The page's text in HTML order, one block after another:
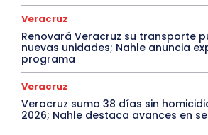
Veracruz
Renovará Veracruz su transporte
nuevas unidades; Nahle anuncia
programa
Veracruz
Veracruz suma 38 días sin
2026; Nahle destaca avances en